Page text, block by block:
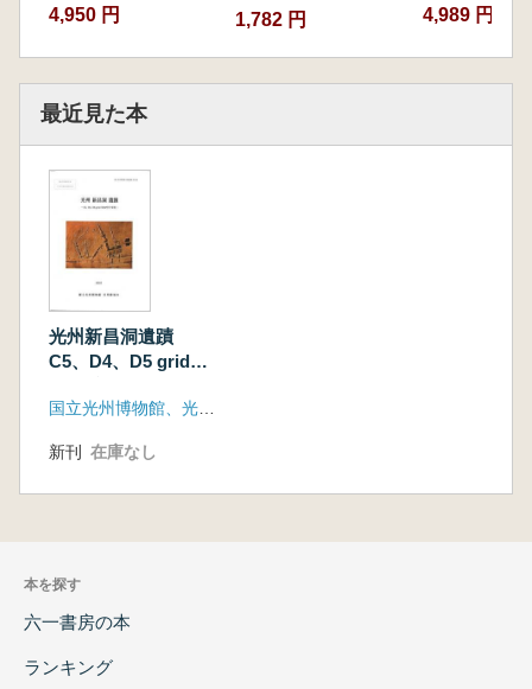
4,950 円 1,782 円 4,989 円~
最近見た本
光州新昌洞遺蹟
C5、D4、D5 grid
新刊 在庫なし
本を探す
六一書房の本
ランキング